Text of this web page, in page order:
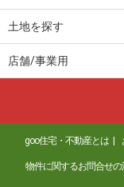
土地を探す
店舗/事業用
goo住宅・不動産とは
物件に関するお問合せの